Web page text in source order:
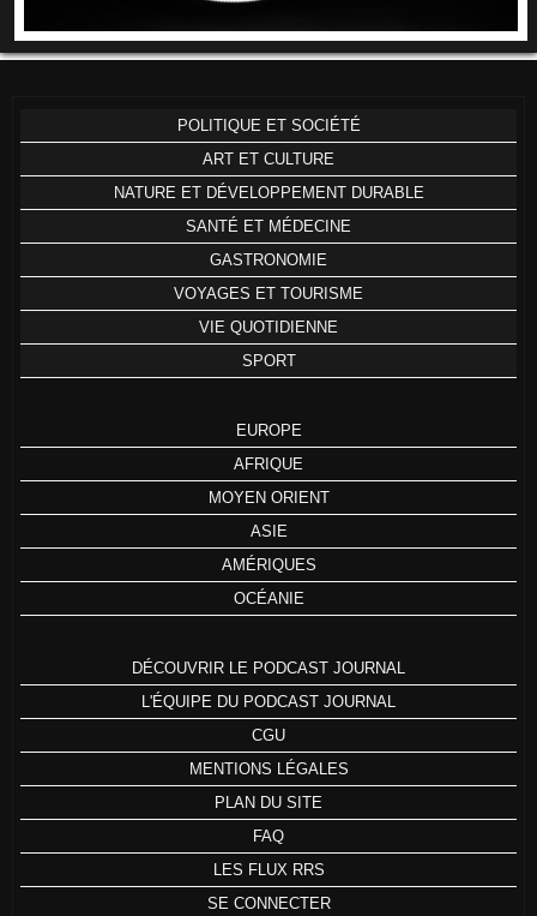
POLITIQUE ET SOCIÉTÉ
ART ET CULTURE
NATURE ET DÉVELOPPEMENT DURABLE
SANTÉ ET MÉDECINE
GASTRONOMIE
VOYAGES ET TOURISME
VIE QUOTIDIENNE
SPORT
EUROPE
AFRIQUE
MOYEN ORIENT
ASIE
AMÉRIQUES
OCÉANIE
DÉCOUVRIR LE PODCAST JOURNAL
L'ÉQUIPE DU PODCAST JOURNAL
CGU
MENTIONS LÉGALES
PLAN DU SITE
FAQ
LES FLUX RRS
SE CONNECTER